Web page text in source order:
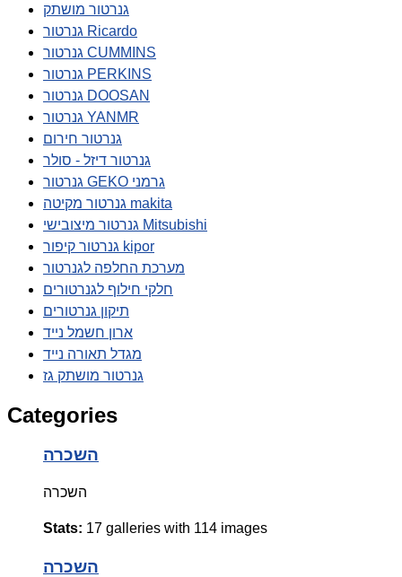
גנרטור מושתק
גנרטור Ricardo
גנרטור CUMMINS
גנרטור PERKINS
גנרטור DOOSAN
גנרטור YANMR
גנרטור חירום
גנרטור דיזל - סולר
גנרטור GEKO גרמני
גנרטור מקיטה makita
גנרטור מיצובישי Mitsubishi
גנרטור קיפור kipor
מערכת החלפה לגנרטור
חלקי חילוף לגנרטורים
תיקון גנרטורים
ארון חשמל נייד
מגדל תאורה נייד
גנרטור מושתק גז
Categories
השכרה
השכרה
Stats: 17 galleries with 114 images
השכרה